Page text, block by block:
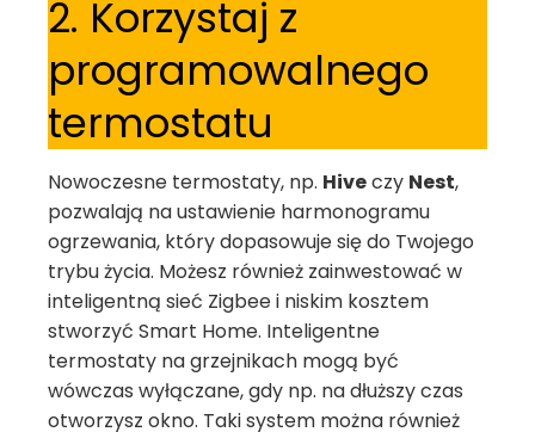
2. Korzystaj z
programowalnego
termostatu
Nowoczesne termostaty, np. Hiveczy Nest,
pozwalają na ustawienie harmonogramu
ogrzewania, który dopasowuje się do Twojego
trybu życia. Możesz również zainwestować w
inteligentną sieć Zigbee i niskim kosztem
stworzyć Smart Home. Inteligentne
termostaty na grzejnikach mogą być
wówczas wyłączane, gdy np. na dłuższy czas
otworzysz okno. Taki system można również